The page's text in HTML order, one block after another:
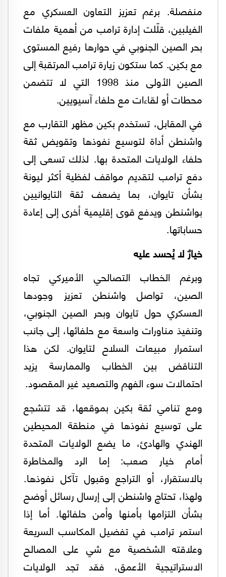
منفصلة. برغم تعزيز التعاون العسكري مع
الفيلبين، قلّلت إدارة ترامب من أهمية ملفات
بحر الصين الجنوبي في حوارها رفيع المستوى
مع بكين. كما ستكون زيارة ترامب المرتقبة إلى
الصين الأولى منذ 1998 التي لا تتضمن
محطات أو لقاءات مع حلفاء آسيويين.
في المقابل، تستخدم بكين مظهر التقارب مع
واشنطن أداة لتوسيع نفوذها وتقويض ثقة
حلفاء الولايات المتحدة بها. لذلك تسعى إلى
دفع ترامب لتقديم مواقف لفظية أكثر ليونة
بشأن تايوان، بما يضعف ثقة التايوانيين
بواشنطن ويدفع قوى إقليمية أخرى إلى إعادة
حساباتها.
خيارٌ لا يُحسد عليه
وبرغم الخطاب التصالحي الأميركي تجاه
الصين، تواصل واشنطن تعزيز وجودها
العسكري حول تايوان وبحر الصين الجنوبي،
وتنفيذ مناورات واسعة مع حلفائها، إلى جانب
استمرار مبيعات السلاح لتايوان. لكن هذا
التناقض بين الخطاب والممارسة يزيد
احتمالات سوء الفهم والتصعيد غير المقصود.
ومع تنامي ثقة بكين بموقعها، قد تتشجع
على توسيع نفوذها في منطقة المحيطين
الهندي والهادئ، ما يضع الولايات المتحدة
أمام خيار صعب: إما الرد والمخاطرة
بالاستقرار، أو التراجع وقبول تآكل نفوذها.
ولهذا، تحتاج واشنطن إلى إرسال رسائل أوضح
بشأن التزامها بأمنها وأمن حلفائها. أما إذا
استمر ترامب في تفضيل المكاسب السريعة
وعلاقته الشخصية مع شي على المصالح
الاستراتيجية الأعمق، فقد تجد الولايات